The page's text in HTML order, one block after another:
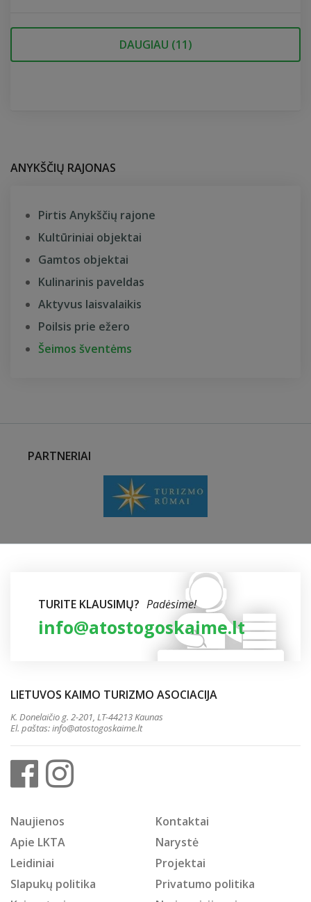
DAUGIAU (11)
ANYKŠČIŲ RAJONAS
Pirtis Anykščių rajone
Kultūriniai objektai
Gamtos objektai
Kulinarinis paveldas
Aktyvus laisvalaikis
Poilsis prie ežero
Šeimos šventėms
PARTNERIAI
TURITE KLAUSIMŲ? Padėsime!
info@atostogoskaime.lt
LIETUVOS KAIMO TURIZMO ASOCIACIJA
K. Donelaičio g. 2-201, LT-44213 Kaunas
El. paštas:info@atostogoskaime.lt
Naujienos
Kontaktai
Apie LKTA
Narystė
Leidiniai
Projektai
Slapukų politika
Privatumo politika